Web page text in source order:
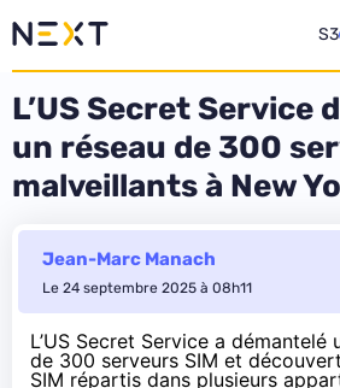
S3
L’US Secret Service
un réseau de 300
malveillants à New
Jean-Marc Manach
Le 24 septembre 2025 à 08h11
L’US Secret Service a démantelé
de 300 serveurs SIM et
SIM répartis dans plusieurs